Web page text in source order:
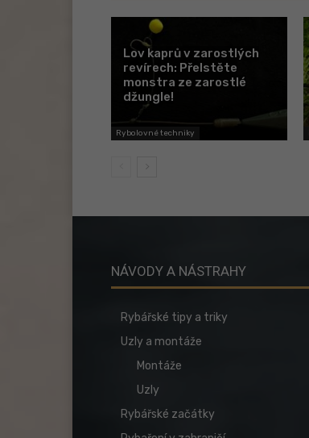
Rybolovné techniky
Lov kaprů v zarostlých
revírech: Přelstěte
monstra ze zarostlé
džungle!
NÁVODY A NÁSTRAHY
Rybářské tipy a triky
Uzly a montáže
Montáže
Uzly
Rybářské začátky